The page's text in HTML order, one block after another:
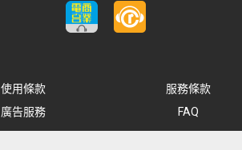
使用條款 服務條款
廣告服務 FAQ